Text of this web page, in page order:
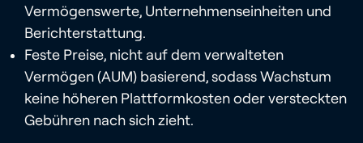
Vermögenswerte, Unternehmenseinheiten und
Berichterstattung.
Feste Preise, nicht auf dem verwalteten
Vermögen (AUM) basierend, sodass Wachstum
keine höheren Plattformkosten oder versteckten
Gebühren nach sich zieht.